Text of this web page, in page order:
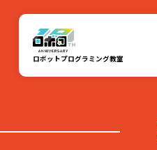
ロボットプログラミング教室